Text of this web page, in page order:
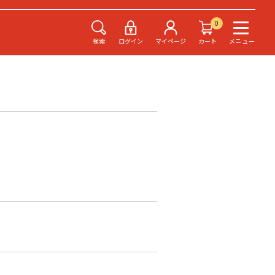
検索 ログイン マイページ
0
カート
メニュー